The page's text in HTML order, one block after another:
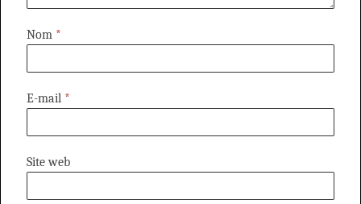
Nom *
E-mail *
Site web